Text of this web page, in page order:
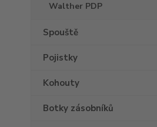
Walther PDP
Spouště
Pojistky
Kohouty
Botky zásobníků